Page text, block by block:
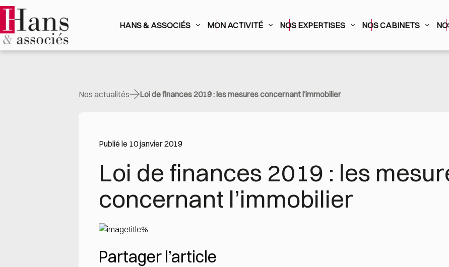
contenu
HANS & ASSOCIÉS MON ACTIVITÉ NOS EXPERTISES NOS CABINETS
Nos actualités Loi de finances 2019 : les mesures concernant l’immobilier
Publié le 10 janvier 2019
Loi de finances 2019 : les
concernant l’immobilier
Partager l’article